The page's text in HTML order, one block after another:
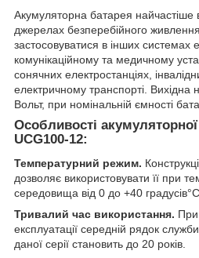
Акумуляторна батарея найчастіше
джерелах безперебійного
застосовуватися в інших системах
комунікаційному та медичному
сонячних електростанціях,
електричному транспорті. Вихідна
Вольт, при номінальній ємності
Особливості акумуляторної
UCG100-12:
Температурний режим.
дозволяє використовувати її при
середовища від 0 до +40 градусів°С.
Тривалий час використання.
експлуатації середній рядок
даної серії становить до 20 років.